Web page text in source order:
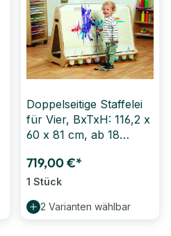
Doppelseitige Staffelei
für Vier, BxTxH: 116,2 x
60 x 81 cm, ab 18
wählbar
719,00 €*
1 Stück
2 Varianten wählbar